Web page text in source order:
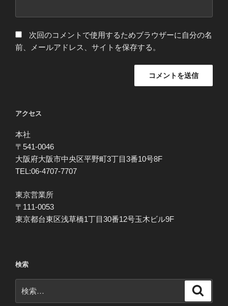
次回のコメントで使用するためブラウザーに自分の名
前、メールアドレス、サイトを保存する。
アクセス
本社
〒541-0046
大阪府大阪市中央区平野町3丁目3番10号8F
TEL:06-4707-7707
東京営業所
〒111-0053
東京都台東区浅草橋1丁目30番12号玉木ビル9F
検索
索: